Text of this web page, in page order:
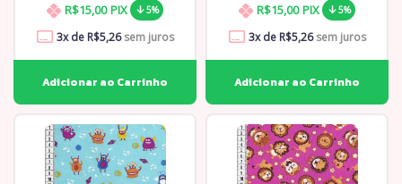
R$15,00 PIX 5%
3x de R$5,26sem juros
R$15,00 PIX 5%
3x de R$5,26sem juros